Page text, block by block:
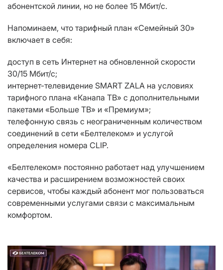
абонентской линии, но не более 15 Мбит/с.
Напоминаем, что тарифный план «Семейный 30»
включает в себя:
доступ в сеть Интернет на обновленной скорости
30/15 Мбит/с;
интернет-телевидение SMART ZALA на условиях
тарифного плана «Канапа ТВ» с дополнительными
пакетами «Больше ТВ» и «Премиум»;
телефонную связь с неограниченным количеством
соединений в сети «Белтелеком» и услугой
определения номера CLIP.
«Белтелеком» постоянно работает над улучшением
качества и расширением возможностей своих
сервисов, чтобы каждый абонент мог пользоваться
современными услугами связи с максимальным
комфортом.